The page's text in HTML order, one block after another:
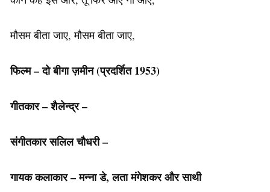
मौसम बीता जाए, मौसम बीता जाए,
फिल्म – दो बीगा ज़मीन (प्रदर्शित 1953)
गीतकार – शैलेन्द्र –
संगीतकार सलिल चौधरी –
गायक कलाकार – मन्ना डे, लता मंगेशकर और साथी